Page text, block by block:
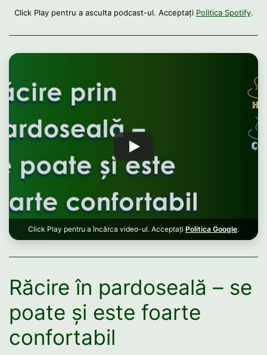
Click Play pentru a asculta podcast-ul. Acceptați Politica Spotify.
Click Play pentru a încărca video-ul. Acceptați Politica Google.
Răcire în pardoseală – se
poate și este foarte
confortabil